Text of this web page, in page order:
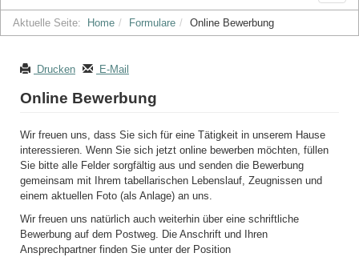
Aktuelle Seite: Home Formulare Online Bewerbung
Online Bewerbung
Drucken E-Mail
Wir freuen uns, dass Sie sich für eine Tätigkeit in unserem Hause
interessieren. Wenn Sie sich jetzt online bewerben möchten, füllen
Sie bitte alle Felder sorgfältig aus und senden die Bewerbung
gemeinsam mit Ihrem tabellarischen Lebenslauf, Zeugnissen und
einem aktuellen Foto (als Anlage) an uns.
Wir freuen uns natürlich auch weiterhin über eine schriftliche
Bewerbung auf dem Postweg. Die Anschrift und Ihren
Ansprechpartner finden Sie unter der Position